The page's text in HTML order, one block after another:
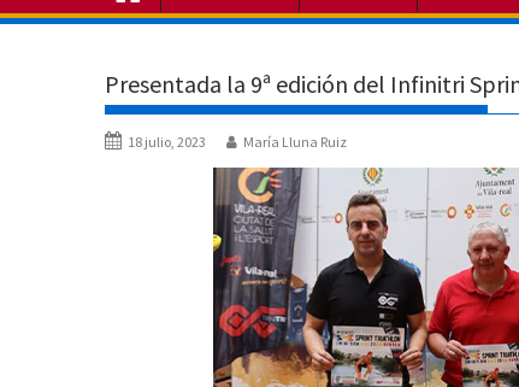
Presentada la 9ª edición del Infinitri
18 julio, 2023 María Lluna Ruiz